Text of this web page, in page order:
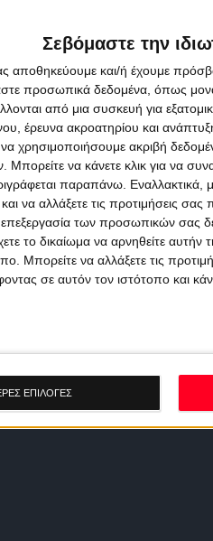
Σεβόμαστε την
αποθηκεύουμε και/ή έχουμε
προσωπικά δεδομένα, όπως
από μια συσκευή για
έρευνα ακροατηρίου και
να χρησιμοποιήσουμε ακριβή
να κάνετε κλικ για να
παραπάνω. Εναλλακτικά,
να αλλάξετε τις προτιμήσεις σας
των προσωπικών σας
το δικαίωμα να αρνηθείτε αυτήν
Μπορείτε να αλλάξετε τις
σε αυτόν τον ιστότοπο και
ΕΠΙΛΟΓΕΣ